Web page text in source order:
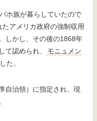
ホ族が暮らしていたので
アメリカ政府の強制収用
しかし、その後の1868年
て認められ、モニュメン
た。
自治領）に指定され、現